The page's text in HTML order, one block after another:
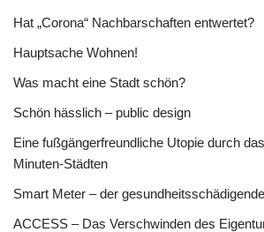
Hat „Corona“ Nachbarschaften entwertet?
Hauptsache Wohnen!
Was macht eine Stadt schön?
Schön hässlich – public design
Eine fußgängerfreundliche Utopie durch
Minuten-Städten
Smart Meter – der
ACCESS – Das Verschwinden des